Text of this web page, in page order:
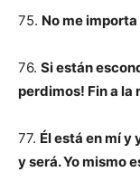
75. No me
76. Si están
perdimos! Fin a la
77. Él está en mí y
y será. Yo mismo